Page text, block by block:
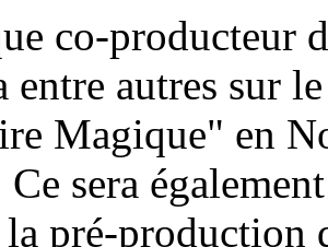
co-producteur
entre autres sur
Magique" en
Ce sera
pré-production